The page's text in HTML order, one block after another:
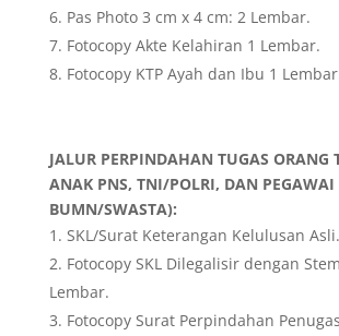
Pas Photo 3 cm x 4 cm: 2 Lembar.
Fotocopy Akte Kelahiran 1 Lembar.
Fotocopy KTP Ayah dan Ibu 1
JALUR PERPINDAHAN TUGAS ORANG
ANAK PNS, TNI/POLRI, DAN PEGAWAI
BUMN/SWASTA):
SKL/Surat Keterangan Kelulusan Asli.
Fotocopy SKL Dilegalisir dengan
Lembar.
Fotocopy Surat Perpindahan